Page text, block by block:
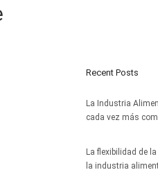
Recent Posts
La Industria
cada vez más
La flexibilidad de
la industria